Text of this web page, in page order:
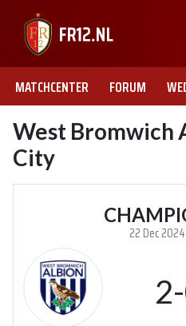
MATCHCENTER FORUM
West Bromwich
City
22 Dec